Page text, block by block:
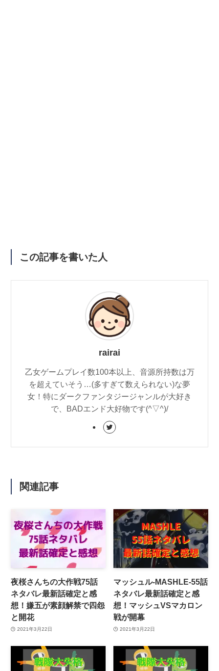
この記事を書いた人
rairai
乙女ゲームプレイ数100本以上、音源所持数は万
を超えていそう…(多すぎて数えられない)な夢
女！特にダークファンタジージャンルが大好き
で、BADエンド大好物です(^▽^)/
関連記事
夜桜さんちの大作戦75話
ネタバレ最新話確定と感
想！嫌五が素顔解禁で四怨
と開花
2021年3月22日
マッシュル-MASHLE-55話
ネタバレ最新話確定と感
想！マッシュVSマカロン
戦が開幕
2021年3月22日